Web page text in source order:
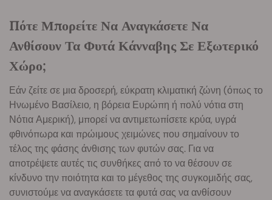
Πότε Μπορείτε Να Αναγκάσετε Να
Ανθίσουν Τα Φυτά Κάνναβης Σε Εξωτερικό
Χώρο;
Εάν ζείτε σε μια δροσερή, εύκρατη κλιματική ζώνη (όπως το
Ηνωμένο Βασίλειο, η βόρεια Ευρώπη ή πολύ νότια στη
Νότια Αμερική), μπορεί να αντιμετωπίσετε κρύα, υγρά
φθινόπωρα και πρώιμους χειμώνες που σημαίνουν το
τέλος της φάσης άνθισης των φυτών σας. Για να
αποτρέψετε αυτές τις συνθήκες από το να θέσουν σε
κίνδυνο την ποιότητα και το μέγεθος της συγκομιδής σας,
συνιστούμε να αναγκάσετε τα φυτά σας να ανθίσουν